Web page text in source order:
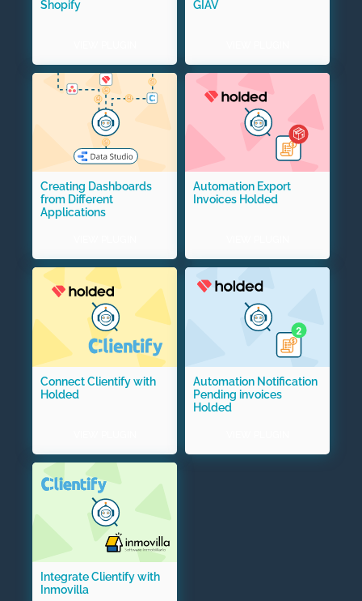
Shopify GIAV
Creating Dashboards
from Different
Applications
Automation Export
Invoices Holded
Connect Clientify with
Holded
Automation Notification
Pending invoices
Holded
Integrate Clientify with
Inmovilla